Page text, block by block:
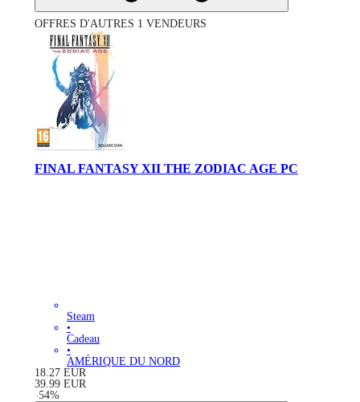
OFFRES D'AUTRES 1 VENDEURS
FINAL FANTASY XII THE ZODIAC AGE PC
Steam
•
Cadeau
•
AMÉRIQUE DU NORD
18.27 EUR
39.99 EUR
-54%